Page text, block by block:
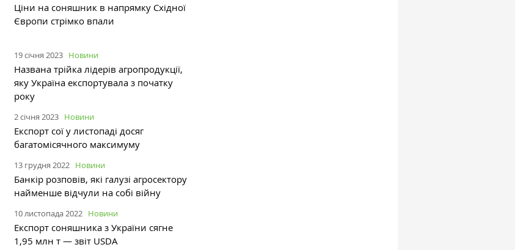
Ціни на соняшник в напрямку Східної
Європи стрімко впали
19 січня 2023 Новини
Названа трійка лідерів агропродукції,
яку Україна експортувала з початку
року
2 січня 2023 Новини
Експорт сої у листопаді досяг
багатомісячного максимуму
13 грудня 2022 Новини
Банкір розповів, які галузі агросектору
найменше відчули на собі війну
10 листопада 2022 Новини
Експорт соняшника з України сягне
1,95 млн т — звіт USDA